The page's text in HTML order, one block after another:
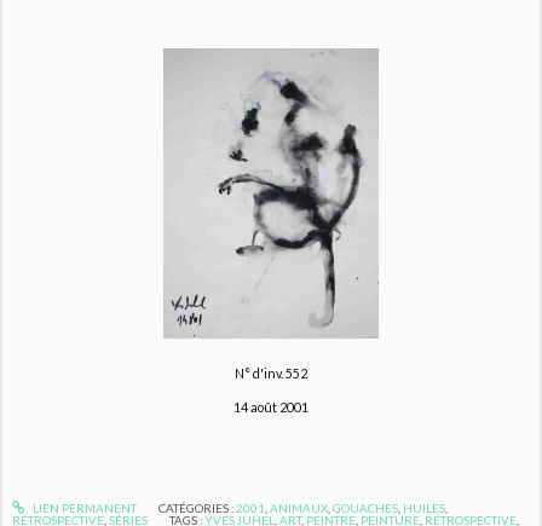
N° d'inv. 552
14 août 2001
LIEN PERMANENT CATÉGORIES :2001 ANIMAUX, GOUACHES, HUILES,
RÉTROSPECTIVE ,SÉRIES TAGS :YVES JUHEL ,ART, PEINTRE PEINTURE RÉTROSPECTIVE